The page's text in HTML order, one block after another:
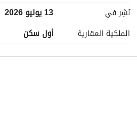
نُشِر في
13 يوليو 2026
الملكية العقارية
أول سكن